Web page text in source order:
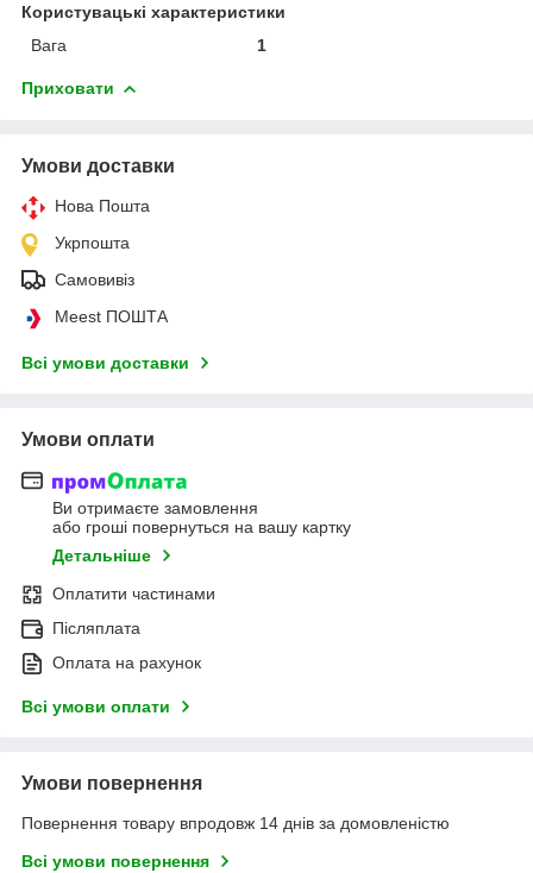
Користувацькі характеристики
Вага
1
Приховати
Умови доставки
Нова Пошта
Укрпошта
Самовивіз
Meest ПОШТА
Всі умови доставки
Умови оплати
Ви отримаєте замовлення
або гроші повернуться на вашу картку
Детальніше
Оплатити частинами
Післяплата
Оплата на рахунок
Всі умови оплати
Умови повернення
Повернення товару впродовж 14 днів за домовленістю
Всі умови повернення